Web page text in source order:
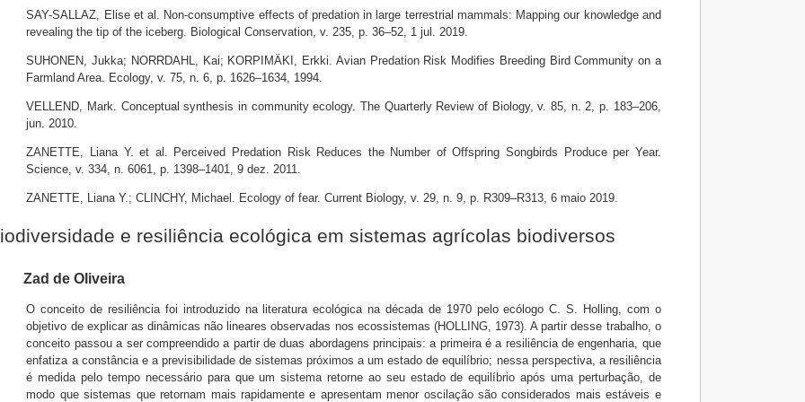
SAY-SALLAZ, Elise et al. Non-consumptive effects of predation in large terrestrial mammals: Mapping our knowledge and
revealing the tip of the iceberg. Biological Conservation, v. 235, p. 36–52, 1 jul. 2019.
SUHONEN, Jukka; NORRDAHL, Kai; KORPIMÄKI, Erkki. Avian Predation Risk Modifies Breeding Bird Community on a
Farmland Area. Ecology, v. 75, n. 6, p. 1626–1634, 1994.
VELLEND, Mark. Conceptual synthesis in community ecology. The Quarterly Review of Biology, v. 85, n. 2, p. 183–206,
jun. 2010.
ZANETTE, Liana Y. et al. Perceived Predation Risk Reduces the Number of Offspring Songbirds Produce per Year.
Science, v. 334, n. 6061, p. 1398–1401, 9 dez. 2011.
ZANETTE, Liana Y.; CLINCHY, Michael. Ecology of fear. Current Biology, v. 29, n. 9, p. R309–R313, 6 maio 2019.
e resiliência ecológica em sistemas agrícolas biodiversos
Zad de Oliveira
O conceito de resiliência foi introduzido na literatura ecológica na década de 1970 pelo ecólogo C. S. Holling, com o
objetivo de explicar as dinâmicas não lineares observadas nos ecossistemas (HOLLING, 1973). A partir desse trabalho, o
conceito passou a ser compreendido a partir de duas abordagens principais: a primeira é a resiliência de engenharia, que
enfatiza a constância e a previsibilidade de sistemas próximos a um estado de equilíbrio; nessa perspectiva, a resiliência
é medida pelo tempo necessário para que um sistema retorne ao seu estado de equilíbrio após uma perturbação, de
modo que sistemas que retornam mais rapidamente e apresentam menor oscilação são considerados mais estáveis e